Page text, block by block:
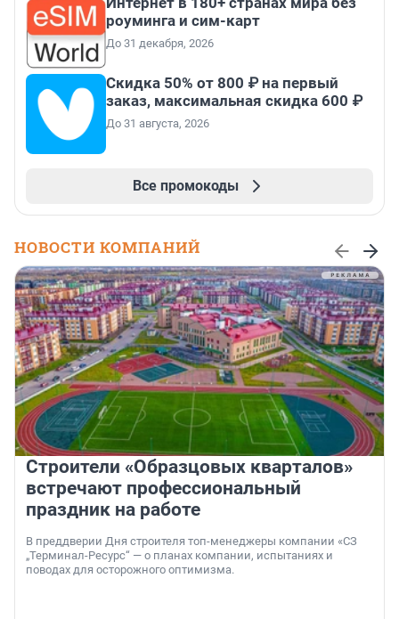
роуминга и сим-карт
До 31 декабря, 2026
Скидка 50% от 800 ₽ на первый
заказ, максимальная скидка 600 ₽
До 31 августа, 2026
Все промокоды
НОВОСТИ КОМПАНИЙ
Строители «Образцовых кварталов»
встречают профессиональный
праздник на работе
В преддверии Дня строителя топ-менеджеры компании «СЗ
„Терминал-Ресурс“ — о планах компании, испытаниях и
поводах для осторожного оптимизма.